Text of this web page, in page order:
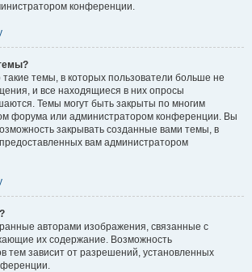
конференции.
темы, в которых пользователи больше не
и все находящиеся в них опросы
Темы могут быть закрыты по многим
форума или администратором конференции. Вы
закрывать созданные вами темы, в
вам администратором
авторами изображения, связанные с
их содержание. Возможность
тем зависит от разрешений, установленных